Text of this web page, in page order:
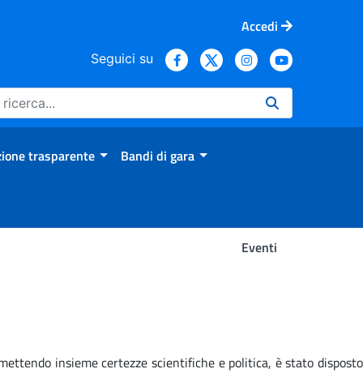
Accedi
Seguici su
trasparente Bandi di gara
Eventi
insieme certezze scientifiche e politica, è stato disposto